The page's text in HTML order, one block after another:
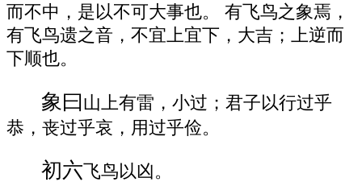
而不中，是以不可大事也。 有飞鸟之象焉，
有飞鸟遗之音，不宜上宜下，大吉；上逆而
下顺也。
象曰山上有雷，小过；君子以行过乎
恭，丧过乎哀，用过乎俭。
初六飞鸟以凶。